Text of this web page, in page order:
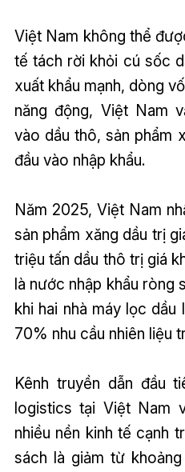
Việt Nam không thể
tế tách rời khỏi cú sốc
xuất khẩu mạnh, dòng
năng động, Việt Nam
vào dầu thô, sản phẩm
đầu vào nhập khẩu.
Năm 2025, Việt Nam
sản phẩm xăng dầu trị
triệu tấn dầu thô trị giá
là nước nhập khẩu ròng
khi hai nhà máy lọc
70% nhu cầu nhiên liệu
Kênh truyền dẫn đầu
logistics tại Việt Nam
nhiều nền kinh tế cạnh
sách là giảm từ